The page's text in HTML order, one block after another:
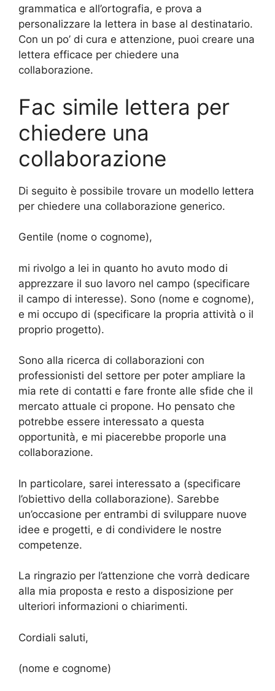
grammatica e all’ortografia, e prova a
personalizzare la lettera in base al destinatario.
Con un po’ di cura e attenzione, puoi creare una
lettera efficace per chiedere una
collaborazione.
Fac simile lettera per
chiedere una
collaborazione
Di seguito è possibile trovare un modello lettera
per chiedere una collaborazione generico.
Gentile (nome o cognome),
mi rivolgo a lei in quanto ho avuto modo di
apprezzare il suo lavoro nel campo (specificare
il campo di interesse). Sono (nome e cognome),
e mi occupo di (specificare la propria attività o il
proprio progetto).
Sono alla ricerca di collaborazioni con
professionisti del settore per poter ampliare la
mia rete di contatti e fare fronte alle sfide che il
mercato attuale ci propone. Ho pensato che
potrebbe essere interessato a questa
opportunità, e mi piacerebbe proporle una
collaborazione.
In particolare, sarei interessato a (specificare
l’obiettivo della collaborazione). Sarebbe
un’occasione per entrambi di sviluppare nuove
idee e progetti, e di condividere le nostre
competenze.
La ringrazio per l’attenzione che vorrà dedicare
alla mia proposta e resto a disposizione per
ulteriori informazioni o chiarimenti.
Cordiali saluti,
(nome e cognome)